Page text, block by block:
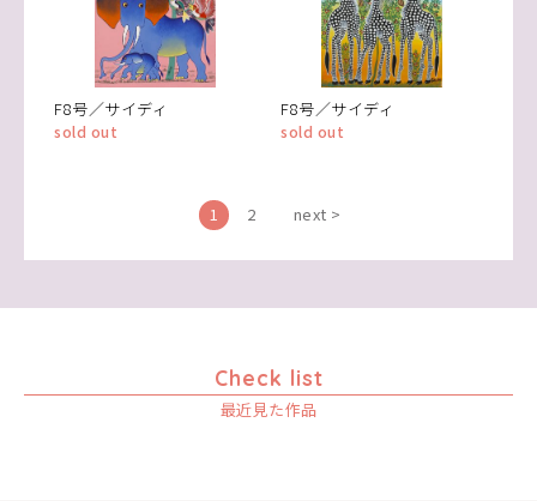
F8号／サイディ
sold out
F8号／サイディ
sold out
1 2 next >
Check list
最近見た作品